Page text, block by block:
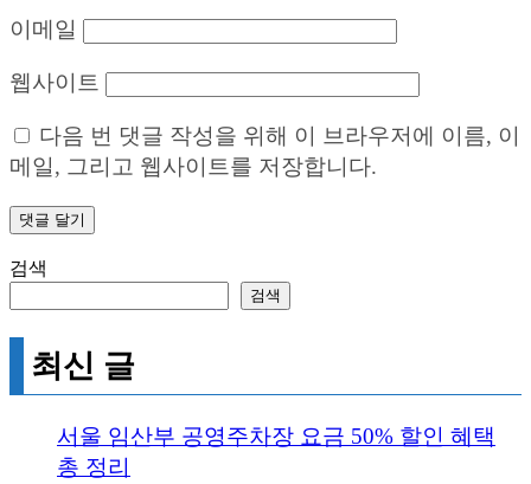
이메일
웹사이트
다음 번 댓글 작성을 위해 이 브라우저에 이름, 이
메일, 그리고 웹사이트를 저장합니다.
검색
검색
최신 글
서울 임산부 공영주차장 요금 50% 할인 혜택
총 정리